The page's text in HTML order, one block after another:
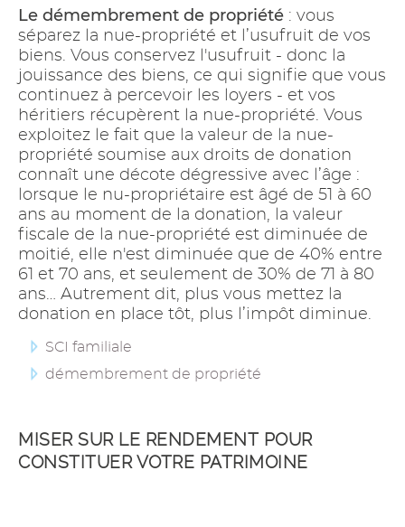
Le démembrement de propriété : vous
séparez la nue-propriété et l’usufruit de vos
biens. Vous conservez l'usufruit - donc la
jouissance des biens, ce qui signifie que vous
continuez à percevoir les loyers - et vos
héritiers récupèrent la nue-propriété. Vous
exploitez le fait que la valeur de la nue-
propriété soumise aux droits de donation
connaît une décote dégressive avec l’âge :
lorsque le nu-propriétaire est âgé de 51 à 60
ans au moment de la donation, la valeur
fiscale de la nue-propriété est diminuée de
moitié, elle n'est diminuée que de 40% entre
61 et 70 ans, et seulement de 30% de 71 à 80
ans… Autrement dit, plus vous mettez la
donation en place tôt, plus l’impôt diminue.
SCI familiale
démembrement de propriété
MISER SUR LE RENDEMENT POUR
CONSTITUER VOTRE PATRIMOINE